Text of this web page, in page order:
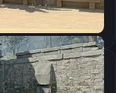
1